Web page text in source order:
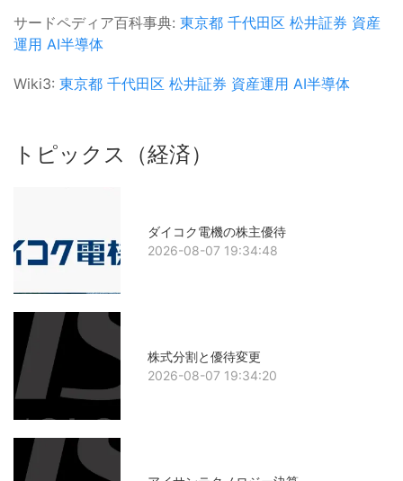
サードペディア百科事典: 東京都 千代田区 松井証券 資産
運用 AI半導体
Wiki3: 東京都 千代田区 松井証券 資産運用 AI半導体
トピックス（経済）
ダイコク電機の株主優待
2026-08-07 19:34:48
株式分割と優待変更
2026-08-07 19:34:20